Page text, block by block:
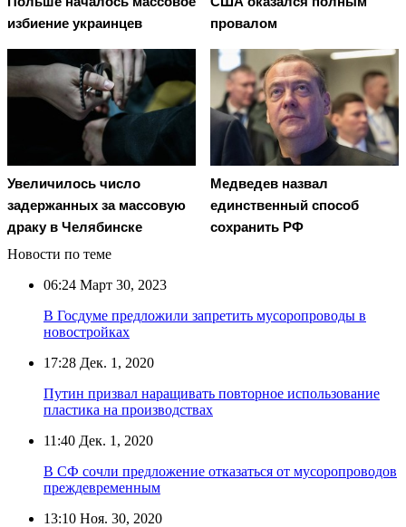
избиение украинцев
провалом
Увеличилось число
задержанных за массовую
драку в Челябинске
Медведев назвал
единственный способ
сохранить РФ
Новости по теме
06:24 Март 30, 2023
В Госдуме предложили запретить мусоропроводы в
новостройках
17:28 Дек. 1, 2020
Путин призвал наращивать повторное использование
пластика на производствах
11:40 Дек. 1, 2020
В СФ сочли предложение отказаться от мусоропроводов
преждевременным
13:10 Ноя. 30, 2020